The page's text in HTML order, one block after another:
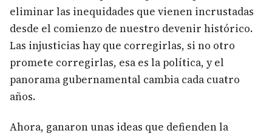
eliminar las inequidades que vienen incrustadas
desde el comienzo de nuestro devenir histórico.
Las injusticias hay que corregirlas, si no otro
promete corregirlas, esa es la política, y el
panorama gubernamental cambia cada cuatro
años.
Ahora, ganaron unas ideas que defienden la